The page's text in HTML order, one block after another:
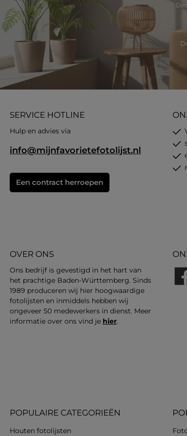
SERVICE HOTLINE
Hulp en advies via
info@mijnfavorietefotolijst.nl
Een contract herroepen
POPULAIRE CATEGORIEËN
Houten fotolijsten
OVER ONS
Ons bedrijf is gevestigd in het hart van
het prachtige Baden-Württemberg. Sinds
1989 produceren wij hier hoogwaardige
fotolijsten en inmiddels hebben wij
ongeveer 50 medewerkers in dienst. Meer
informatie over ons vind je hier.